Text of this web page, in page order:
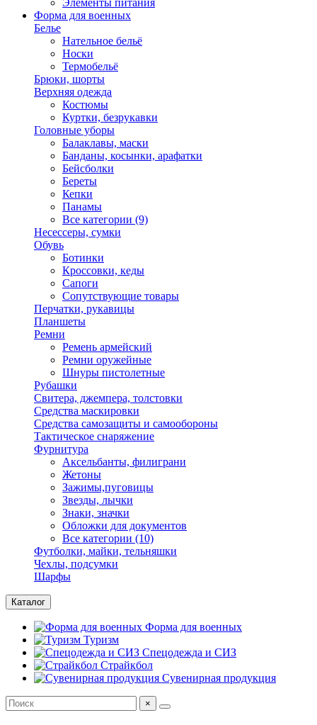
Элементы питания
Форма для военных
Белье
Нательное бельё
Носки
Термобельё
Брюки, шорты
Верхняя одежда
Костюмы
Куртки, безрукавки
Головные уборы
Балаклавы, маски
Банданы, косынки, арафатки
Бейсболки
Береты
Кепки
Панамы
Все категории (9)
Несессеры, сумки
Обувь
Ботинки
Кроссовки, кеды
Сапоги
Сопутствующие товары
Перчатки, рукавицы
Планшеты
Ремни
Ремень армейский
Ремни оружейные
Шнуры пистолетные
Рубашки
Свитера, джемпера, толстовки
Средства маскировки
Средства самозащиты и самообороны
Тактическое снаряжение
Фурнитура
Аксельбанты, филиграни
Жетоны
Зажимы,пуговицы
Звезды, лычки
Знаки, значки
Обложки для документов
Все категории (10)
Футболки, майки, тельняшки
Чехлы, подсумки
Шарфы
Каталог
Форма для военных
Туризм
Спецодежда и СИЗ
Страйкбол
Сувенирная продукция
×